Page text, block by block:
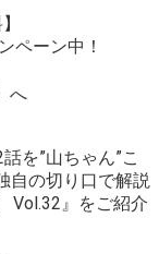
ペーン中！
へ
を”山ちゃん”こ
自の切り口で解説
Vol.32』 をご紹介